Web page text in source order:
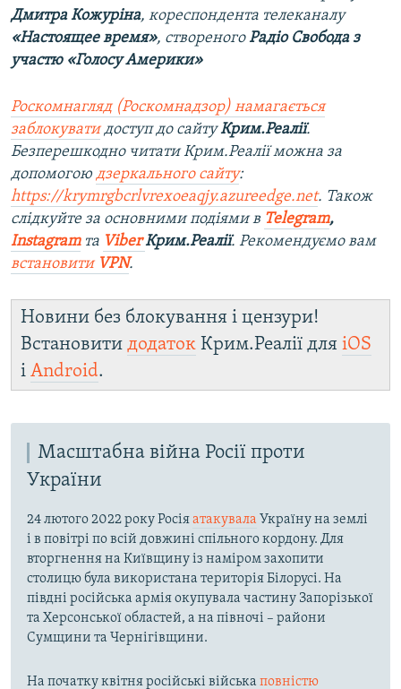
Дмитра Кожуріна, кореспондента телеканалу
«Настоящее время», створеногоРадіо Свобода з
участю «Голосу Америки»
Роскомнагляд (Роскомнадзор) намагається
заблокуватидоступ до сайтуКрим.Реалії.
Безперешкодно читати Крим.Реалії можна за
допомогою дзеркального сайту:
https://krymrgbcrlvrexoeaqjy.azureedge.net. Також
слідкуйте за основними подіями в Telegram,
Instagramта ViberКрим.Реалії. Рекомендуємо вам
встановити VPN.
Новини без блокування і цензури!
Встановити додаток Крим.Реалії для iOS
і Android.
Масштабна війна Росії проти
України
24 лютого 2022 року Росіяатакувала Україну на землі
і в повітрі по всій довжині спільного кордону. Для
вторгнення на Київщину із наміром захопити
столицю була використана територія Білорусі. На
півдні російська армія окупувала частину Запорізької
та Херсонської областей, а на півночі – райони
Сумщини та Чернігівщини.
На початку квітня російські війська повністю